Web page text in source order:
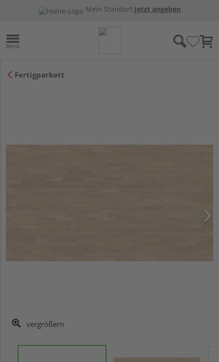
Mein Standort:Jetzt angeben
Fertigparkett
vergrößern